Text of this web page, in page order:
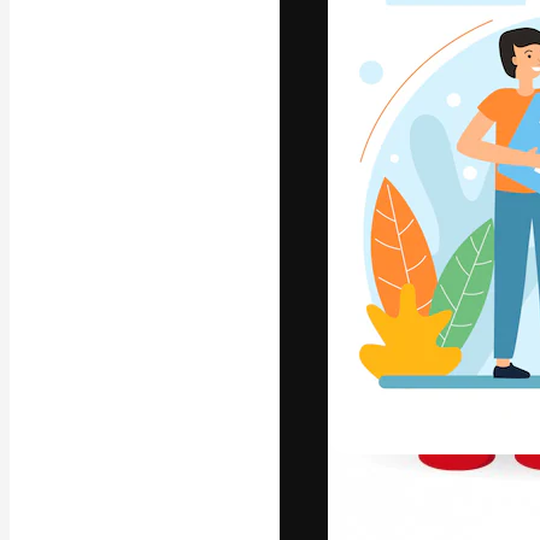
La
migliori lavori.
creativi,
Italiano